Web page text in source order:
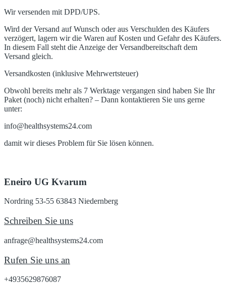
Wir versenden mit DPD/UPS.
Wird der Versand auf Wunsch oder aus Verschulden des Käufers
verzögert, lagern wir die Waren auf Kosten und Gefahr des Käufers.
In diesem Fall steht die Anzeige der Versandbereitschaft dem
Versand gleich.
Versandkosten (inklusive Mehrwertsteuer)
Obwohl bereits mehr als 7 Werktage vergangen sind haben Sie Ihr
Paket (noch) nicht erhalten? – Dann kontaktieren Sie uns gerne
unter:
info@healthsystems24.com
damit wir dieses Problem für Sie lösen können.
Eneiro UG Kvarum
Nordring 53-55 63843 Niedernberg
Schreiben Sie uns
anfrage@healthsystems24.com
Rufen Sie uns an
+4935629876087